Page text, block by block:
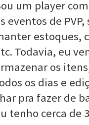
um player
eventos de
estoques,
Todavia, eu
os
os dias e
pra fazer de
tenho cerca de